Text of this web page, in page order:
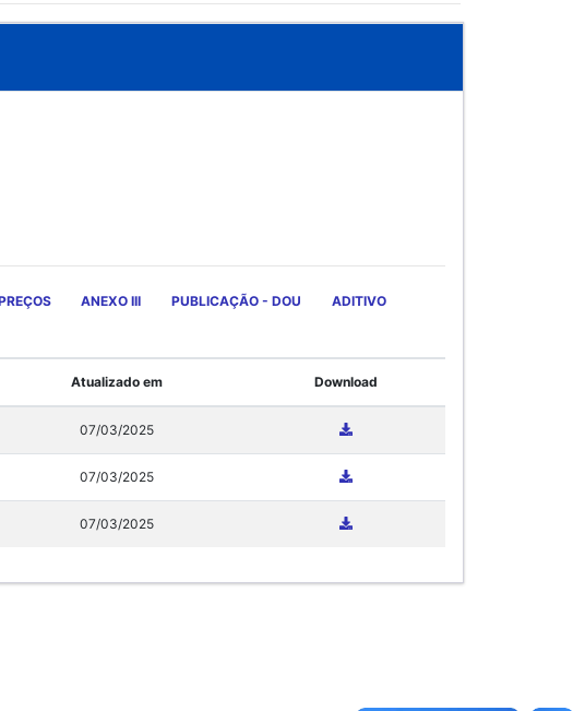
ANEXO III PUBLICAÇÃO - DOU ADITIVO
Atualizado em Download
07/03/2025
07/03/2025
07/03/2025